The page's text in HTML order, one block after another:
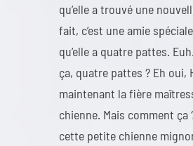
qu’elle a trouvé une
fait, c’est une amie
qu’elle a quatre pattes.
ça, quatre pattes ? Eh oui,
maintenant la fière
chienne. Mais comment ça
cette petite chienne